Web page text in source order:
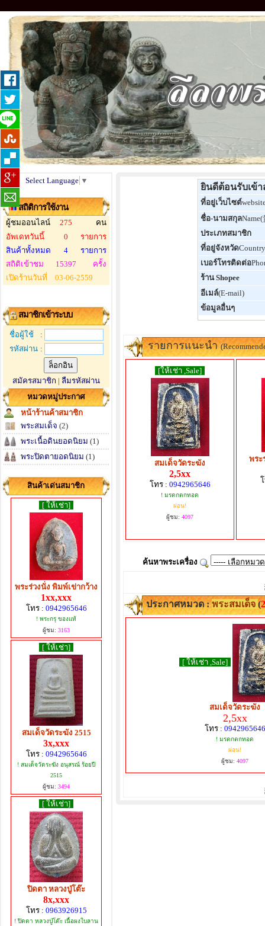
Select Language ▼
สถิติการใช้งาน
ผู้ชมออนไลน์ 275
คน
อัพเดทวันนี้
0
รายการ
สินค้าทั้งหมด
4
รายการ
สถิติเข้าชม
15397
ครั้ง
เปิดร้านวันที่
03-06-2559
สมาชิกเข้าระบบ
ชื่อผู้ใช้
:
รหัสผ่าน :
สมัครสมาชิก | ลืมรหัสผ่าน
หมวดหมู่ประกาศ
หน้าร้านค้าสมาชิก
พระสมเด็จ (2)
พระเนื้อดินยอดนิยม (1)
พระปิดตายอดนิยม (1)
สินค้าเด่นสมาชิก
[ ให้เช่า]
พระร่วงนั่ง พิมพ์เข่ากว้าง
1xx,xxx
โทร : 0942965646
! พระกรุ ของแท้
ผู้ชม: 3163
[ ให้เช่า]
สมเด็จวัดระฆัง 2515
3x,xxx
โทร : 0942965646
! สมเด็จวัดระฆัง อนุสรณ์ ร้อยปี
2515
ผู้ชม: 3494
[ ให้เช่า]
ปิดตา หลวงปู่โต๊ะ
8x,xxx
โทร : 0963926915
! ปิดตา หลวงปู่โต๊ะ เนื้อผงใบลาน
ยินดีต้อนรับเข้
ที่อยู่เว็บไซต์
ชื่อ-นามสกุล
ประเภทสมาชิก
ที่อยู่จังหวัด
เบอร์โทรติดต่อ
ร้าน Shopee
อีเมล์(E-mail)
ข้อมูลอื่นๆ
รายการแนะนำ
[ให้เช่า ,Sale]
สมเด็จวัดระฆัง
2,5xx
โทร : 0942965646
! มรดกตกทอด
ผ่อน!
ผู้ชม: 4097
พระ
ค้นหาพระเครื่อง
ประกาศหมวด :พระสมเด็จ (2
[ ให้เช่า ,Sale]
สมเด็จวัดระฆัง
2,5xx
โทร : 0942965646
! มรดกตกทอด
ผ่อน!
ผู้ชม: 4097